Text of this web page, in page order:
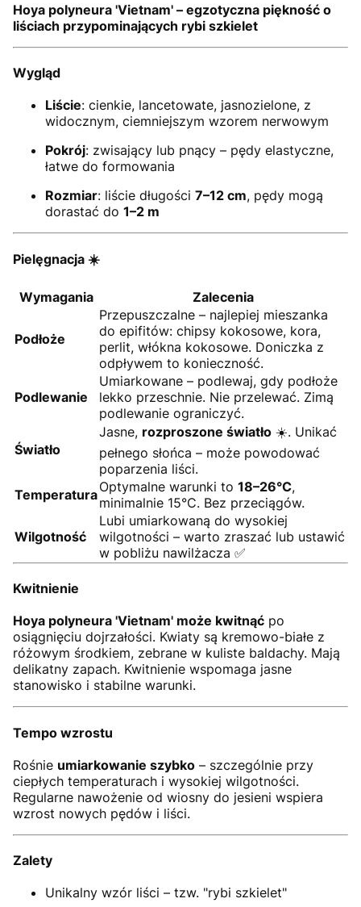
Hoya polyneura 'Vietnam' – egzotyczna piękność o
liściach przypominających rybi szkielet
Wygląd
Liście: cienkie, lancetowate, jasnozielone, z
widocznym, ciemniejszym wzorem nerwowym
Pokrój: zwisający lub pnący – pędy elastyczne,
łatwe do formowania
Rozmiar: liście długości 7–12 cm, pędy mogą
dorastać do 1–2 m
Pielęgnacja ☀️
Wymagania Zalecenia
Podłoże
Przepuszczalne – najlepiej mieszanka
do epifitów: chipsy kokosowe, kora,
perlit, włókna kokosowe. Doniczka z
odpływem to konieczność.
Podlewanie
Umiarkowane – podlewaj, gdy podłoże
lekko przeschnie. Nie przelewać. Zimą
podlewanie ograniczyć.
Światło
Jasne, rozproszone światło ☀️. Unikać
pełnego słońca – może powodować
poparzenia liści.
TemperaturaOptymalne warunki to 18–26°C,
minimalnie 15°C. Bez przeciągów.
Wilgotność
Lubi umiarkowaną do wysokiej
wilgotności – warto zraszać lub ustawić
w pobliżu nawilżacza ✅
Kwitnienie
Hoya polyneura 'Vietnam' może kwitnąć po
osiągnięciu dojrzałości. Kwiaty są kremowo-białe z
różowym środkiem, zebrane w kuliste baldachy. Mają
delikatny zapach. Kwitnienie wspomaga jasne
stanowisko i stabilne warunki.
Tempo wzrostu
Rośnie umiarkowanie szybko – szczególnie przy
ciepłych temperaturach i wysokiej wilgotności.
Regularne nawożenie od wiosny do jesieni wspiera
wzrost nowych pędów i liści.
Zalety
Unikalny wzór liści – tzw. "rybi szkielet"